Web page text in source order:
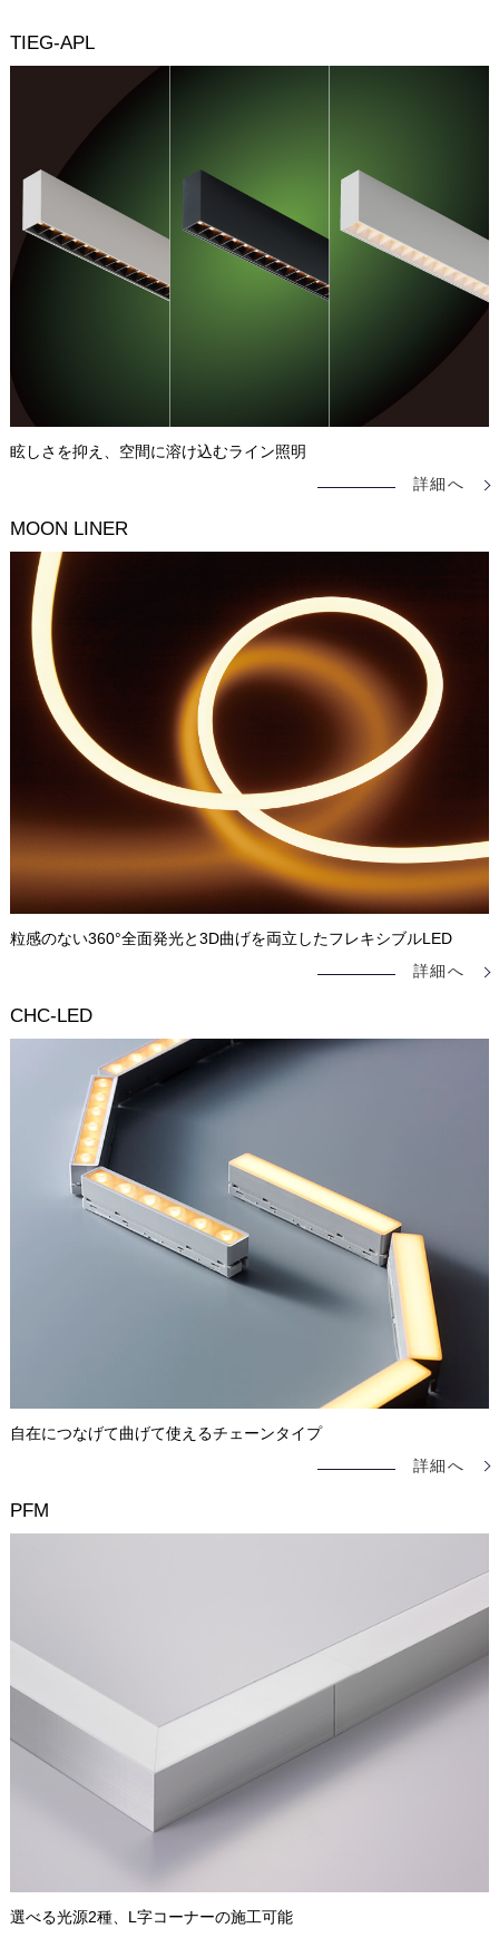
TIEG-APL
眩しさを抑え、空間に溶け込むライン照明
詳細へ
MOON LINER
粒感のない360°全面発光と3D曲げを両立したフレキシブルLED
詳細へ
CHC-LED
自在につなげて曲げて使えるチェーンタイプ
詳細へ
PFM
選べる光源2種、L字コーナーの施工可能